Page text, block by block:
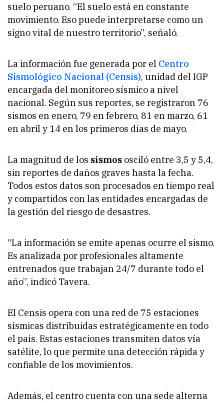
suelo peruano. “El suelo está en constante
movimiento. Eso puede interpretarse como un
signo vital de nuestro territorio”, señaló.
La información fue generada por el Centro
Sismológico Nacional (Censis), unidad del IGP
encargada del monitoreo sísmico a nivel
nacional. Según sus reportes, se registraron 76
sismos en enero, 79 en febrero, 81 en marzo, 61
en abril y 14 en los primeros días de mayo.
La magnitud de los sismos osciló entre 3,5 y 5,4,
sin reportes de daños graves hasta la fecha.
Todos estos datos son procesados en tiempo real
y compartidos con las entidades encargadas de
la gestión del riesgo de desastres.
“La información se emite apenas ocurre el sismo.
Es analizada por profesionales altamente
entrenados que trabajan 24/7 durante todo el
año”, indicó Tavera.
El Censis opera con una red de 75 estaciones
sísmicas distribuidas estratégicamente en todo
el país. Estas estaciones transmiten datos vía
satélite, lo que permite una detección rápida y
confiable de los movimientos.
Además, el centro cuenta con una sede alterna